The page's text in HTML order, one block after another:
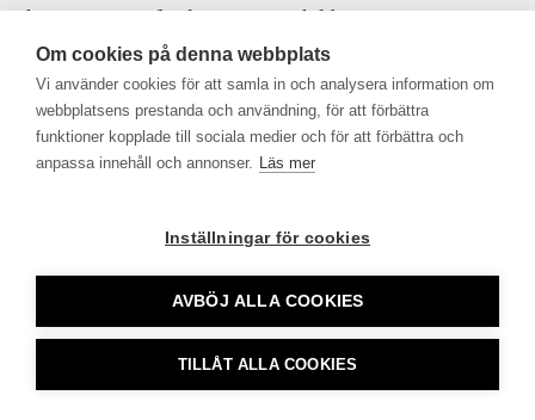
konstaterar att förslaget om särskild
upplysning/varningstext inte kommer i konflikt med
grundlagarna.
Remissyttrandet i sin helhet här >>
Tidningsutgivarna •info@tu.se• 08-692 46 00 •
tu.se använder sig av Cookies
Om cookies på denna webbplats
Vi använder cookies för att samla in och analysera information om
webbplatsens prestanda och användning, för att förbättra
funktioner kopplade till sociala medier och för att förbättra och
anpassa innehåll och annonser. Läs mer
Inställningar för cookies
AVBÖJ ALLA COOKIES
TILLÅT ALLA COOKIES